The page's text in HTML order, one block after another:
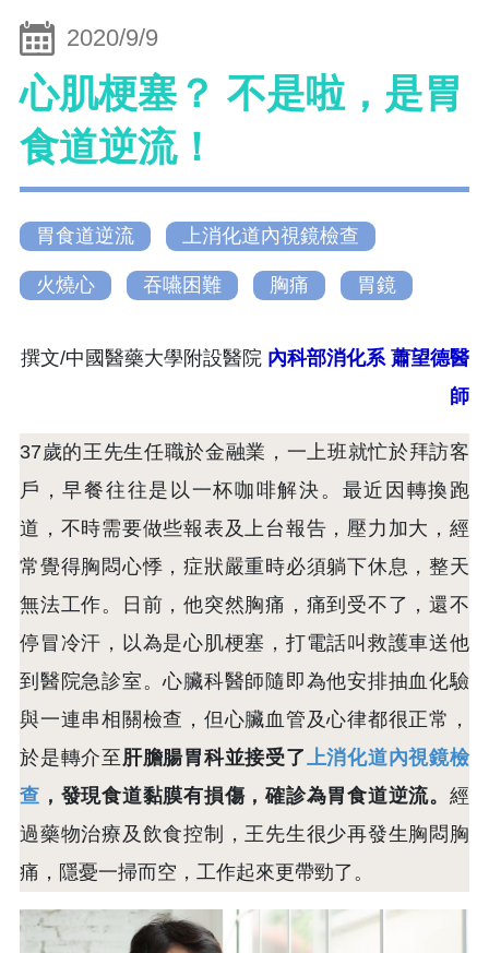
2020/9/9
心肌梗塞？ 不是啦，是胃
食道逆流！
胃食道逆流 上消化道內視鏡檢查
火燒心 吞嚥困難 胸痛 胃鏡
撰文/中國醫藥大學附設醫院 內科部消化系 蕭望德醫
師
37歲的王先生任職於金融業，一上班就忙於拜訪客
戶，早餐往往是以一杯咖啡解決。最近因轉換跑
道，不時需要做些報表及上台報告，壓力加大，經
常覺得胸悶心悸，症狀嚴重時必須躺下休息，整天
無法工作。日前，他突然胸痛，痛到受不了，還不
停冒冷汗，以為是心肌梗塞，打電話叫救護車送他
到醫院急診室。心臟科醫師隨即為他安排抽血化驗
與一連串相關檢查，但心臟血管及心律都很正常，
於是轉介至 肝膽腸胃科並接受了
上消化道內視鏡檢
查 ，發現食道黏膜有損傷，確診為胃食道逆流。經
過藥物治療及飲食控制，王先生很少再發生胸悶胸
痛，隱憂一掃而空，工作起來更帶勁了。